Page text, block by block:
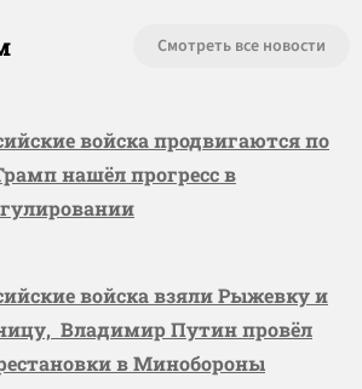
Смотреть все новости
войска продвигаются по
нашёл прогресс в
войска взяли Рыжевку и
Владимир Путин провёл
в Минобороны